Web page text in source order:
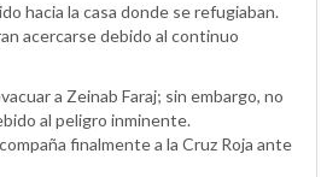
hacia la casa donde se refugiaban.
acercarse debido al continuo
a Zeinab Faraj; sin embargo, no
al peligro inminente.
finalmente a la Cruz Roja ante